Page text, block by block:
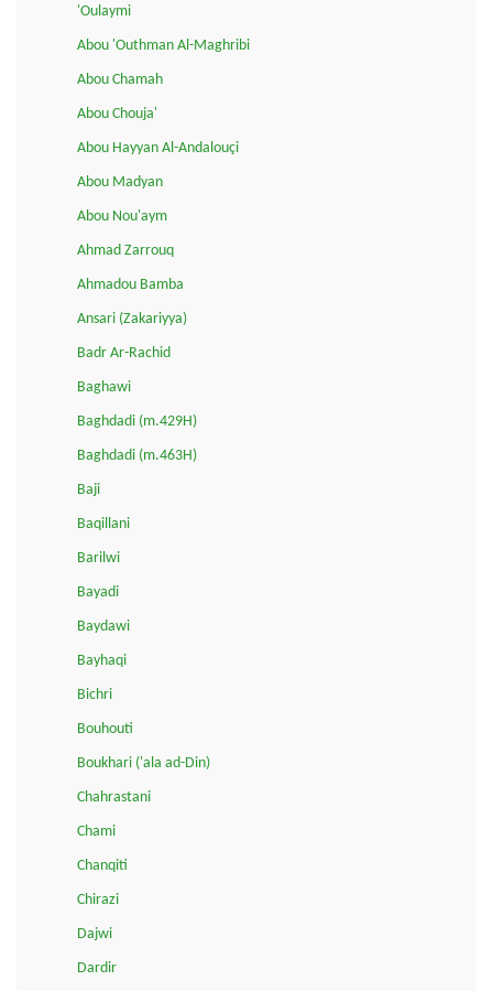
'Oulaymi
Abou 'Outhman Al-Maghribi
Abou Chamah
Abou Chouja'
Abou Hayyan Al-Andalouçi
Abou Madyan
Abou Nou'aym
Ahmad Zarrouq
Ahmadou Bamba
Ansari (Zakariyya)
Badr Ar-Rachid
Baghawi
Baghdadi (m.429H)
Baghdadi (m.463H)
Baji
Baqillani
Barilwi
Bayadi
Baydawi
Bayhaqi
Bichri
Bouhouti
Boukhari ('ala ad-Din)
Chahrastani
Chami
Chanqiti
Chirazi
Dajwi
Dardir